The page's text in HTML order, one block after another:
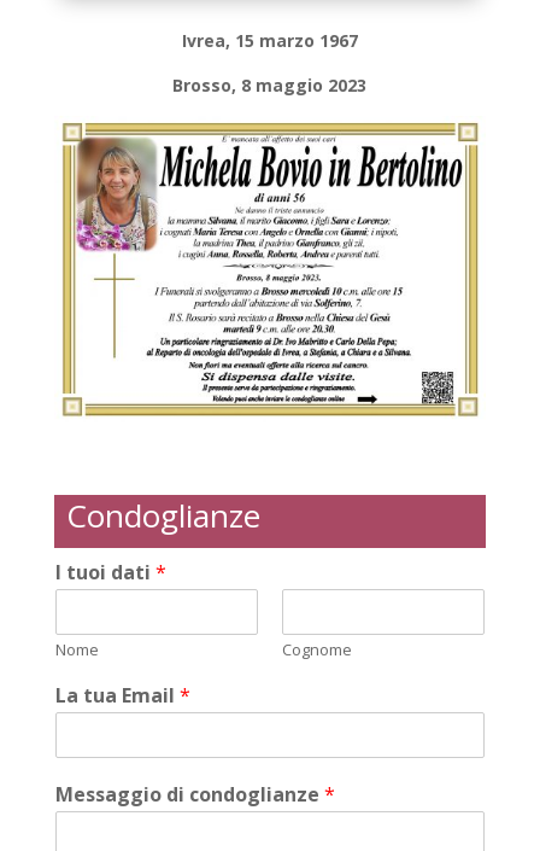
Ivrea, 15 marzo 1967
Brosso, 8 maggio 2023
Condoglianze
I tuoi dati *
Nome Cognome
La tua Email *
Messaggio di condoglianze *